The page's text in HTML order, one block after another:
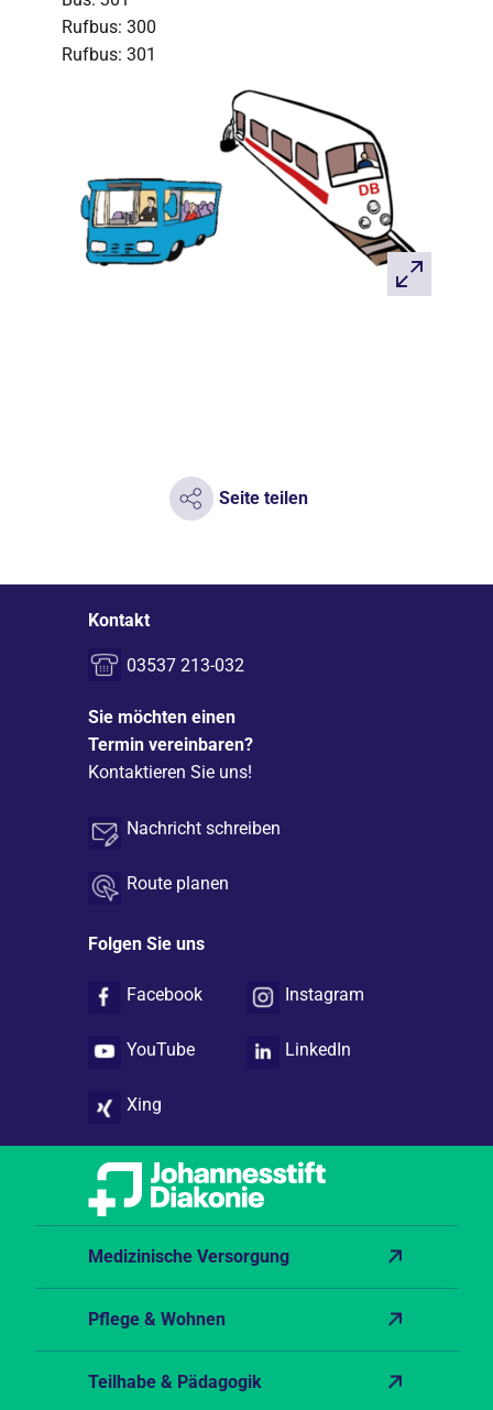
Rufbus: 300
Rufbus: 301
Seite teilen
Kontakt
03537 213-032
Sie möchten einen
Termin vereinbaren?
Kontaktieren Sie uns!
Nachricht schreiben
Route planen
Folgen Sie uns
Facebook Instagram
YouTube LinkedIn
Xing
Medizinische Versorgung
Pflege & Wohnen
Teilhabe & Pädagogik